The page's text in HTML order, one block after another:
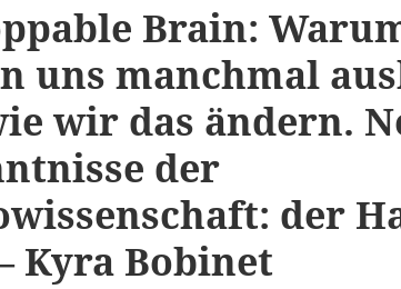
Brain:
uns manchmal
wir das ändern.
der
der
Kyra Bobinet